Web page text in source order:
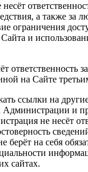
а также за
ограничения
и
ответственность
на Сайте
ссылки на
и
не несёт
берёт на себя
сайтах.